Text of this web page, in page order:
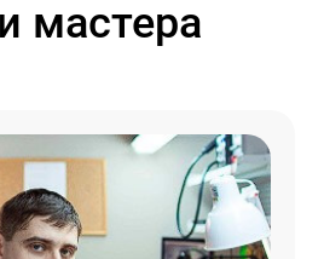
мастера